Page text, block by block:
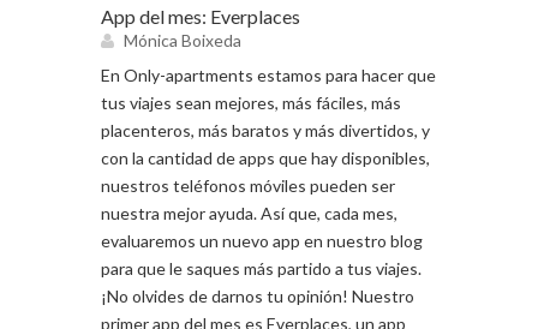
App del mes: Everplaces
Mónica Boixeda
En Only-apartments estamos para hacer que
tus viajes sean mejores, más fáciles, más
placenteros, más baratos y más divertidos, y
con la cantidad de apps que hay disponibles,
nuestros teléfonos móviles pueden ser
nuestra mejor ayuda. Así que, cada mes,
evaluaremos un nuevo app en nuestro blog
para que le saques más partido a tus viajes.
¡No olvides de darnos tu opinión! Nuestro
primer app del mes es Everplaces, un app